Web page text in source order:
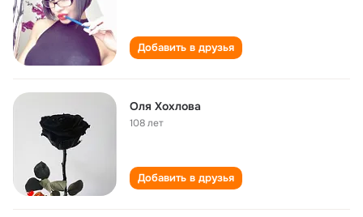
Добавить в друзья
Оля Хохлова
108 лет
Добавить в друзья